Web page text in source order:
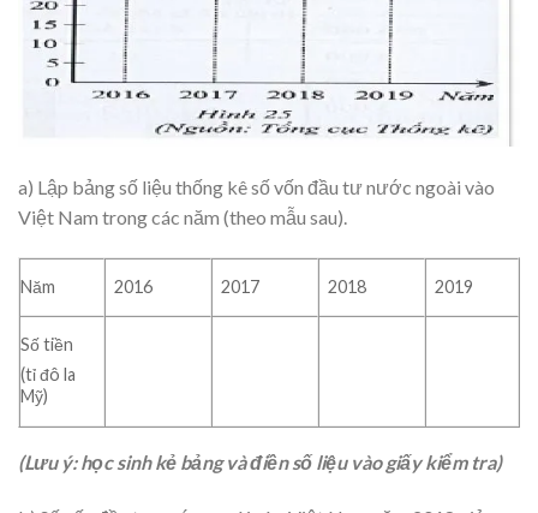
a) Lập bảng số liệu thống kê số vốn đầu tư nước ngoài vào
Việt Nam trong các năm (theo mẫu sau).
Năm 2016 2017 2018 2019
Số tiền
(tỉ đô la
Mỹ)
(Lưu ý: học sinh kẻ bảng và điền số liệu vào giấy kiểm tra)